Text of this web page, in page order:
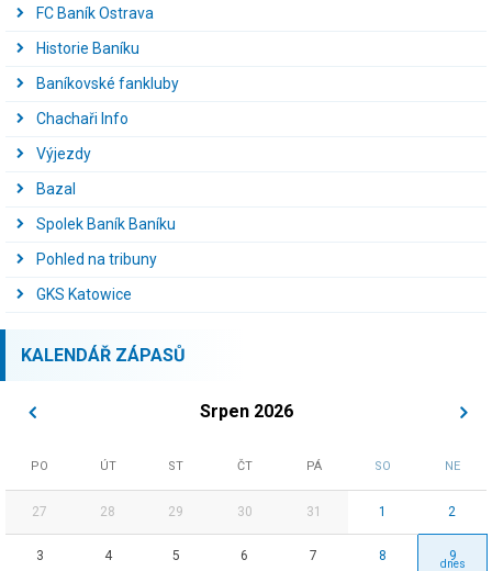
FC Baník Ostrava
Historie Baníku
Baníkovské fankluby
Chachaři Info
Výjezdy
Bazal
Spolek Baník Baníku
Pohled na tribuny
GKS Katowice
KALENDÁŘ ZÁPASŮ
Srpen 2026
PO ÚT ST ČT PÁ SO NE
27 28 29 30 31 1 2
3 4 5 6 7 8 9